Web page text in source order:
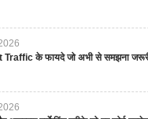
के फायदे जो अभी से समझना